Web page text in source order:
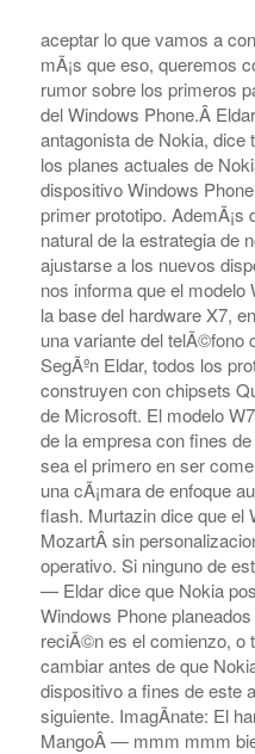
aceptar lo que vamos a
mÃ¡s que eso, queremos
rumor sobre los primeros
del Windows Phone.Â
antagonista de Nokia, dice
los planes actuales de
dispositivo Windows
primer prototipo. AdemÃ¡s
natural de la estrategia de
ajustarse a los nuevos
nos informa que el
la base del hardware X7,
una variante del telÃ©fono
SegÃºn Eldar, todos los
construyen con chipsets
de Microsoft. El modelo
de la empresa con fines
sea el primero en ser
una cÃ¡mara de enfoque
flash. Murtazin dice que el
MozartÂ sin
operativo. Si ninguno de
— Eldar dice que Nokia
Windows Phone
reciÃ©n es el comienzo, o
cambiar antes de que
dispositivo a fines de este
siguiente. ImagÃ­nate: El
MangoÂ — mmm mmm